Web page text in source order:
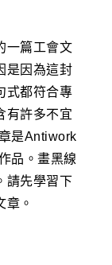
一篇工會文
是因為這封
式都符合專
有許多不宜
是Antiwork
品。畫黑線
請先學習下
章。